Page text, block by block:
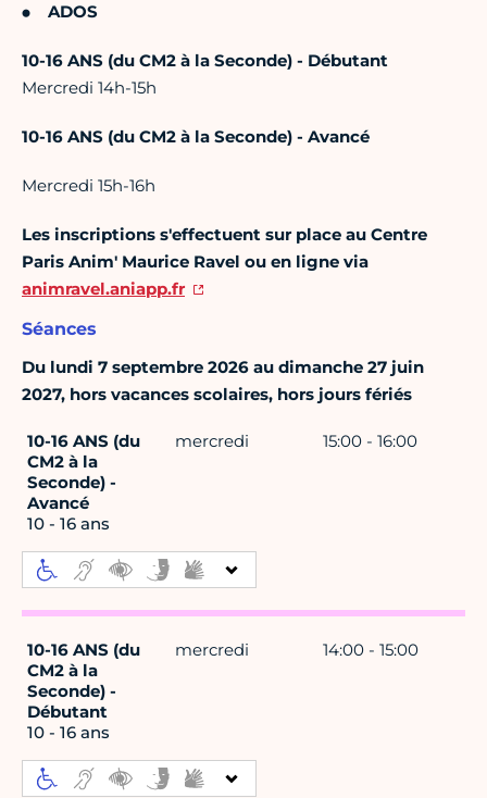
ADOS
10-16 ANS (du CM2 à la Seconde) - Débutant
Mercredi 14h-15h
10-16 ANS (du CM2 à la Seconde) - Avancé
Mercredi 15h-16h
Les inscriptions s'effectuent sur place au Centre
Paris Anim' Maurice Ravel ou en ligne via
animravel.aniapp.fr
Séances
Du lundi 7 septembre 2026 au dimanche 27 juin
2027, hors vacances scolaires, hors jours fériés
10-16 ANS (du
CM2 à la
Seconde) -
Avancé
10 - 16 ans
mercredi 15:00 - 16:00
10-16 ANS (du
CM2 à la
Seconde) -
Débutant
10 - 16 ans
mercredi 14:00 - 15:00